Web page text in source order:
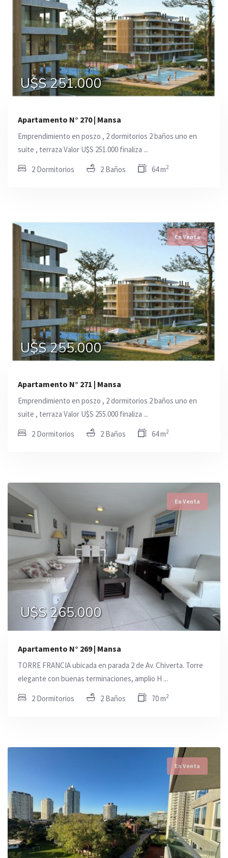
U$S 251.000
Apartamento N° 270 | Mansa
Emprendimiento en poszo , 2 dormitorios 2 baños uno en
suite , terraza Valor U$S 251.000 finaliza ...
2 Dormitorios 2 Baños 64 m2
En Venta
U$S 255.000
Apartamento N° 271 | Mansa
Emprendimiento en poszo , 2 dormitorios 2 baños uno en
suite , terraza Valor U$S 255.000 finaliza ...
2 Dormitorios 2 Baños 64 m2
En Venta
U$S 265.000
Apartamento N° 269 | Mansa
TORRE FRANCIA ubicada en parada 2 de Av. Chiverta. Torre
elegante con buenas terminaciones, amplio H ...
2 Dormitorios 2 Baños 70 m2
En Venta